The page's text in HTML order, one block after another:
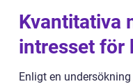
Kvantitativa
intresset för
Enligt en